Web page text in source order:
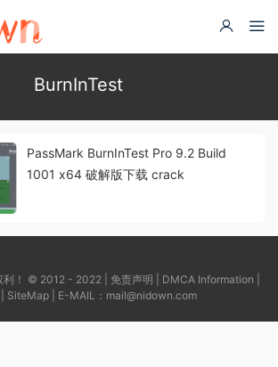
BurnInTest
PassMark BurnInTest Pro 9.2 Build
1001 x64 破解版下载 crack
利！ © 2012 - 2022 | 免责声明 DMCA Information
SiteMap | E-MAIL： mail@nidown.com